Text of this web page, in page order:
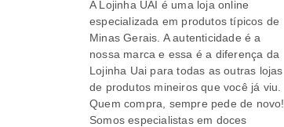
A Lojinha UAI é uma loja online
especializada em produtos típicos de
Minas Gerais. A autenticidade é a
nossa marca e essa é a diferença da
Lojinha Uai para todas as outras lojas
de produtos mineiros que você já viu.
Quem compra, sempre pede de novo!
Somos especialistas em doces